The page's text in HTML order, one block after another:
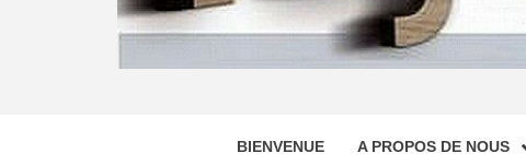
BIENVENUE A PROPOS DE NOUS